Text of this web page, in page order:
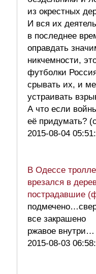
из окрестных
И вся их
в последнее
оправдать
никчемности,
футболки
срывать их, и
устраивать
А что если
её придумать?
2015-08-04
В Одессе
врезался в
пострадавшие
все закрашено
ржавое
2015-08-03